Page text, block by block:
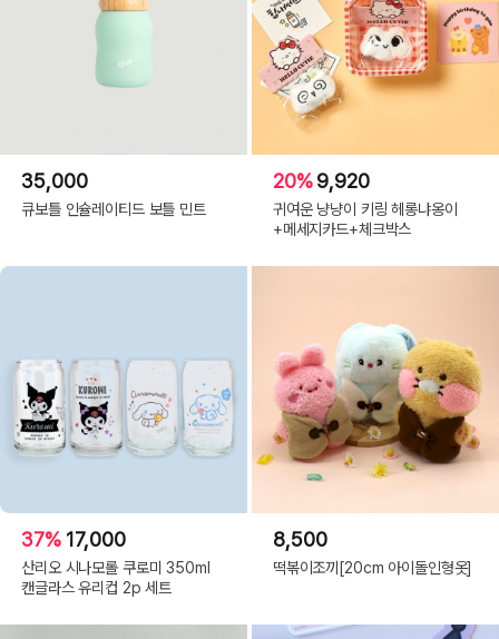
35,000
큐보틀 인슐레이티드 보틀 민트
20%9,920
귀여운 냥냥이 키링 헤롱냐옹이
+메세지카드+체크박스
37% 17,000
산리오 시나모롤 쿠로미 350ml
캔글라스 유리컵 2p 세트
8,500
떡볶이조끼[20cm 아이돌인형옷]